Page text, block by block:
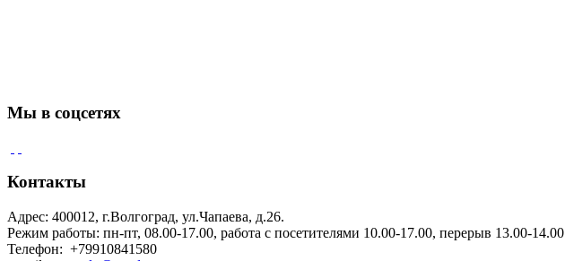
Мы в соцсетях
Контакты
Адрес: 400012, г.Волгоград, ул.Чапаева, д.26.
Режим работы: пн-пт, 08.00-17.00, работа с посетителями 10.00-17.00, перерыв 13.00-14.00
Телефон: +79910841580